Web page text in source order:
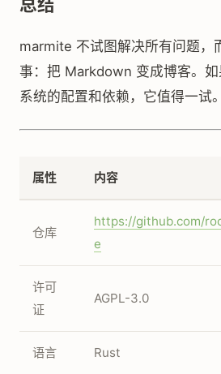
marmite 不试图解决所有问题，
事：把 Markdown 变成博客。
系统的配置和依赖，它值得一试。
属性 内容
仓库
https://github.com/
e
许可
证
AGPL-3.0
语言 Rust